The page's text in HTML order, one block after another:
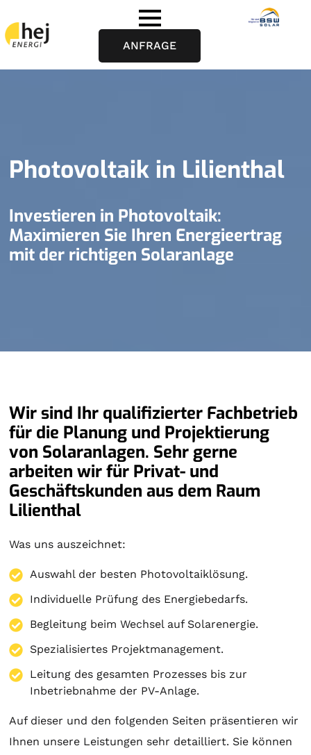
ANFRAGE
Photovoltaik in Lilienthal
Investieren in Photovoltaik:
Maximieren Sie Ihren Energieertrag
mit der richtigen Solaranlage
Wir sind Ihr qualifizierter Fachbetrieb
für die Planung und Projektierung
von Solaranlagen. Sehr gerne
arbeiten wir für Privat- und
Geschäftskunden aus dem Raum
Lilienthal
Was uns auszeichnet:
Auswahl der besten Photovoltaiklösung.
Individuelle Prüfung des Energiebedarfs.
Begleitung beim Wechsel auf Solarenergie.
Spezialisiertes Projektmanagement.
Leitung des gesamten Prozesses bis zur
Inbetriebnahme der PV-Anlage.
Auf dieser und den folgenden Seiten präsentieren wir
Ihnen unsere Leistungen sehr detailliert. Sie können